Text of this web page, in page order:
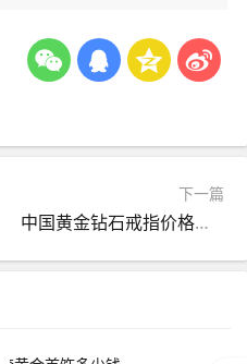
下一篇
中国黄金钻石戒指价格查询 我们以一枚一克拉的钻戒为例